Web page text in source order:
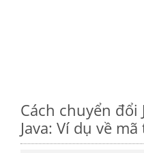
Cách chuyển đổi
Java: Ví dụ về